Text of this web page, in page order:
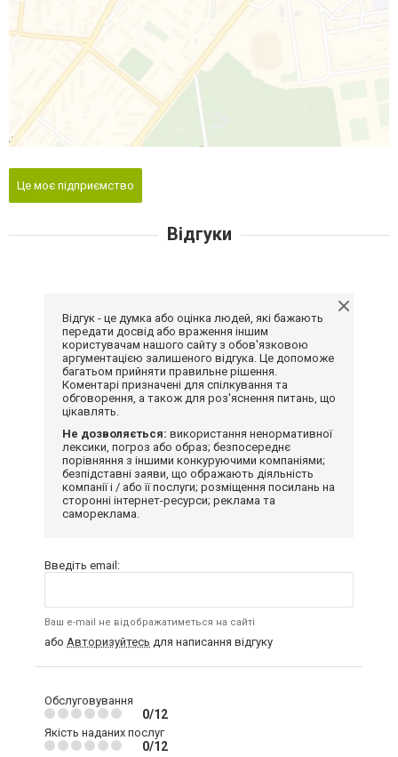
Це моє підприємство
Відгуки
Відгук - це думка або оцінка людей, які бажають
передати досвід або враження іншим
користувачам нашого сайту з обов'язковою
аргументацією залишеного відгука. Це допоможе
багатьом прийняти правильне рішення.
Коментарі призначені для спілкування та
обговорення, а також для роз'яснення питань, що
цікавлять.
Не дозволяється: використання ненормативної
лексики, погроз або образ; безпосереднє
порівняння з іншими конкуруючими компаніями;
безпідставні заяви, що ображають діяльність
компанії і / або її послуги; розміщення посилань на
сторонні інтернет-ресурси; реклама та
самореклама.
Введіть email:
Ваш e-mail не відображатиметься на сайті
або Авторизуйтесь для написання відгуку
Обслуговування
0/12
Якість наданих послуг
0/12